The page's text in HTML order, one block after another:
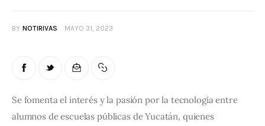
Espectáculos
BY NOTIRIVAS MAYO 31, 2023
Se fomenta el interés y la pasión por la tecnología entre
alumnos de escuelas públicas de Yucatán, quienes